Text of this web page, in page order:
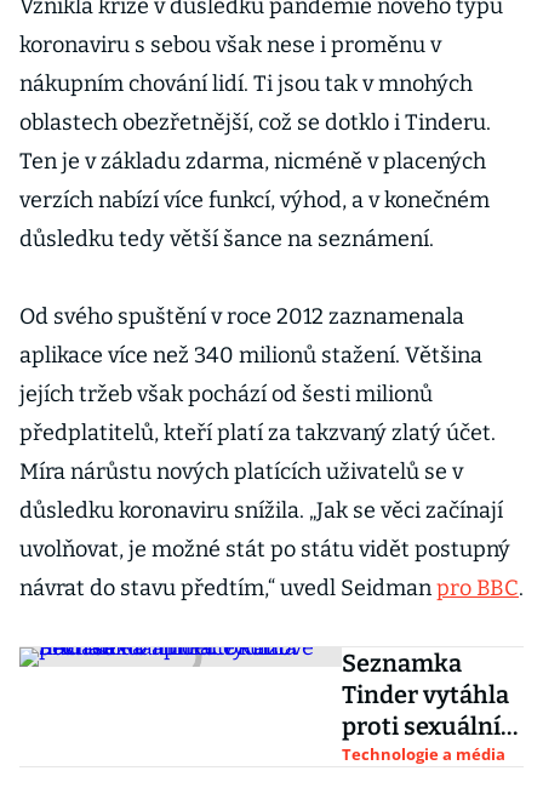
Vzniklá krize v důsledku pandemie nového typu
koronaviru s sebou však nese i proměnu v
nákupním chování lidí. Ti jsou tak v mnohých
oblastech obezřetnější, což se dotklo i Tinderu.
Ten je v základu zdarma, nicméně v placených
verzích nabízí více funkcí, výhod, a v konečném
důsledku tedy větší šance na seznámení.
Od svého spuštění v roce 2012 zaznamenala
aplikace více než 340 milionů stažení. Většina
jejích tržeb však pochází od šesti milionů
předplatitelů, kteří platí za takzvaný zlatý účet.
Míra nárůstu nových platících uživatelů se v
důsledku koronaviru snížila. „Jak se věci začínají
uvolňovat, je možné stát po státu vidět postupný
návrat do stavu předtím,“ uvedl Seidmanpro BBC.
Seznamka
Tinder vytáhla
proti sexuálním
útokům.
Technologie a média